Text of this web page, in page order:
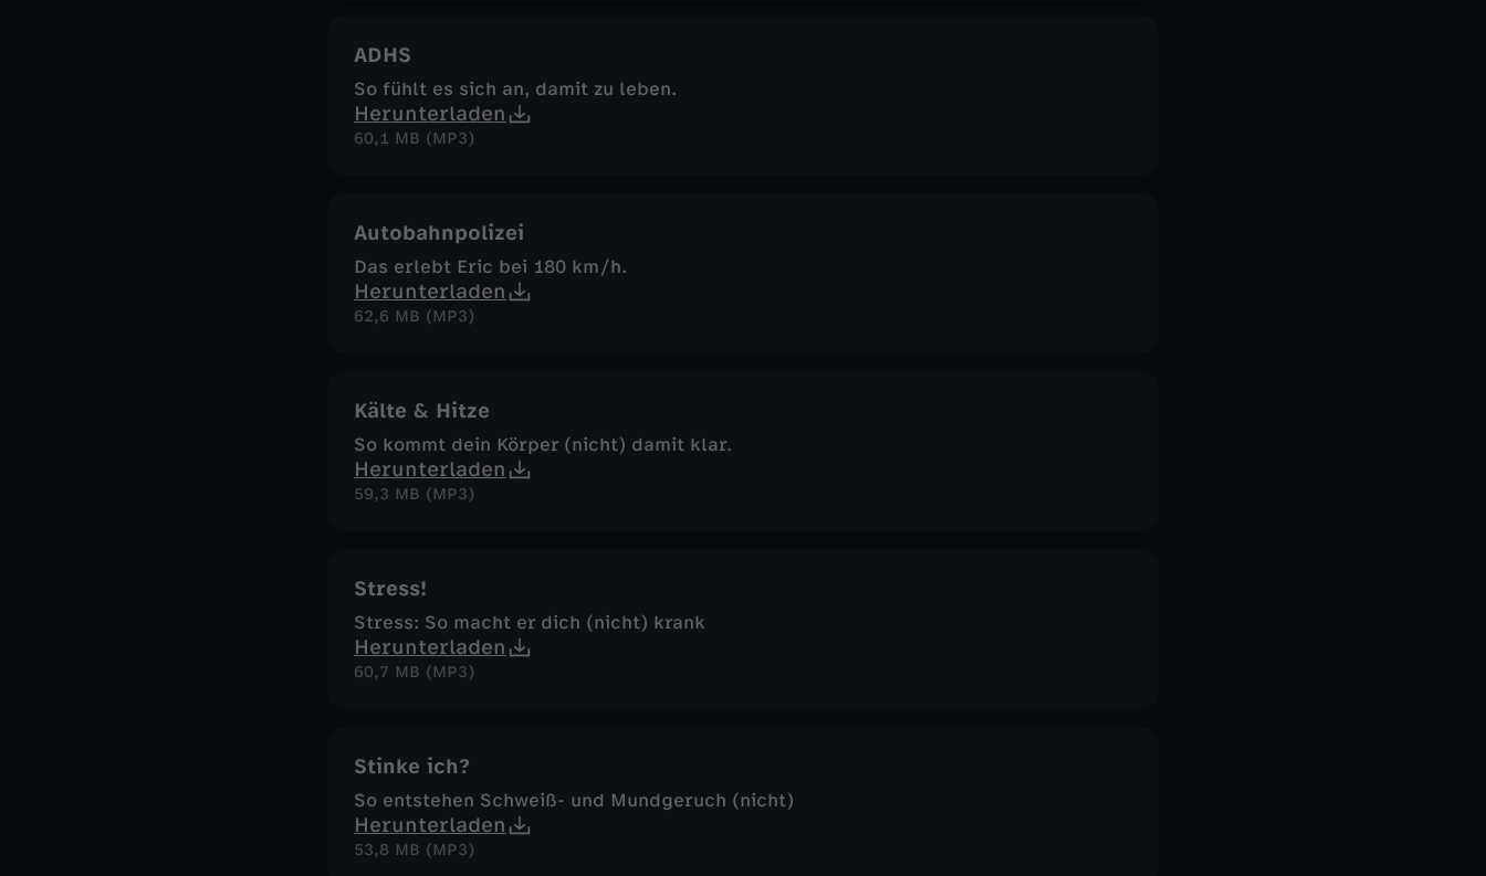
ADHS
So fühlt es sich an, damit zu leben.
Herunterladen
60,1 MB (MP3)
Autobahnpolizei
Das erlebt Eric bei 180 km/h.
Herunterladen
62,6 MB (MP3)
Kälte & Hitze
So kommt dein Körper (nicht) damit klar.
Herunterladen
59,3 MB (MP3)
Stress!
Stress: So macht er dich (nicht) krank
Herunterladen
60,7 MB (MP3)
Stinke ich?
So entstehen Schweiß- und Mundgeruch (nicht)
Herunterladen
53,8 MB (MP3)